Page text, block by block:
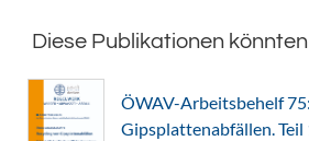
Diese Publikationen
ÖWAV-Arbeitsbehelf
Gipsplattenabfällen.